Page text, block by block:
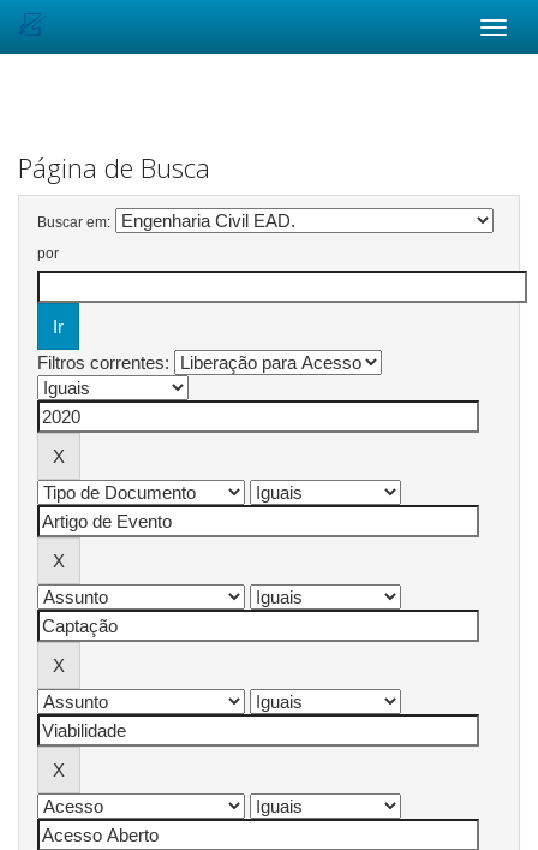
Página de Busca
Buscar em:
por
Filtros correntes: